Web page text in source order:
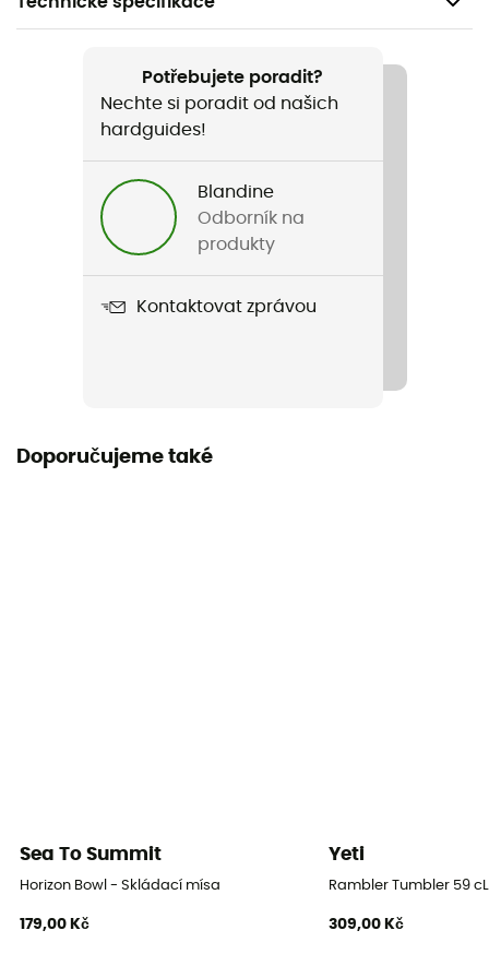
Kemping / Bivakování
Frontier UL Collapsible Bowl
Potřebujete poradit?
Nechte si poradit od našich
hardguides!
Blandine
Odborník na
produkty
Kontaktovat zprávou
Doporučujeme také
Sea To Summit
Horizon Bowl - Skládací mísa
179,00 Kč
Yeti
Rambler Tumbler 59
309,00 Kč